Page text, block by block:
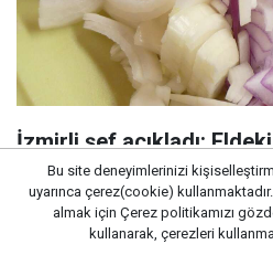
İzmirli şef açıkladı:
ortadan kaldıran aşçı sırrı
Bu site deneyimlerinizi
uyarınca çerez(cookie)
almak için Çerez politikamızı
kullanarak, çerezleri